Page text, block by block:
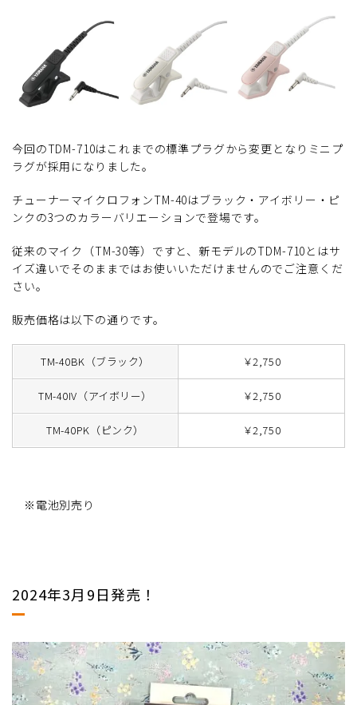
今回のTDM-710はこれまでの標準プラグから変更となりミニプ
ラグが採用になりました。
チューナーマイクロフォンTM-40はブラック・アイボリー・ピ
ンクの3つのカラーバリエーションで登場です。
従来のマイク（TM-30等）ですと、新モデルのTDM-710とはサ
イズ違いでそのままではお使いいただけませんのでご注意くだ
さい。
販売価格は以下の通りです。
TM-40BK（ブラック） ￥2,750
TM-40IV（アイボリー） ￥2,750
TM-40PK（ピンク） ￥2,750
※電池別売り
2024年3月9日発売！